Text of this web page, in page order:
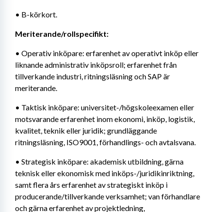
• B-körkort.
Meriterande/rollspecifikt:
• Operativ inköpare: erfarenhet av operativt inköp eller
liknande administrativ inköpsroll; erfarenhet från
tillverkande industri, ritningsläsning och SAP är
meriterande.
• Taktisk inköpare: universitet-/högskoleexamen eller
motsvarande erfarenhet inom ekonomi, inköp, logistik,
kvalitet, teknik eller juridik; grundläggande
ritningsläsning, ISO9001, förhandlings- och avtalsvana.
• Strategisk inköpare: akademisk utbildning, gärna
teknisk eller ekonomisk med inköps-/juridikinriktning,
samt flera års erfarenhet av strategiskt inköp i
producerande/tillverkande verksamhet; van förhandlare
och gärna erfarenhet av projektledning,